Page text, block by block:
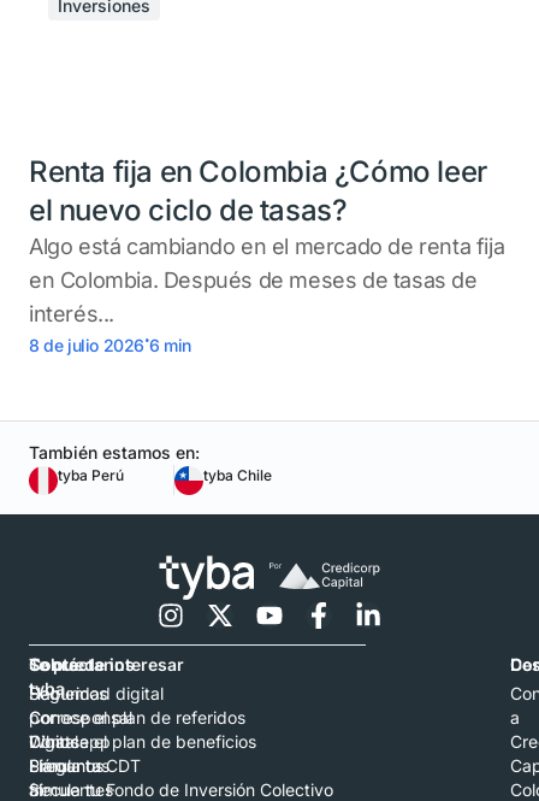
Inversiones
Renta fija en Colombia ¿Cómo leer
el nuevo ciclo de tasas?
Algo está cambiando en el mercado de renta fija
en Colombia. Después de meses de tasas de
interés...
8 de julio 2026.6 min
También estamos en:
tyba Perú tyba Chile
Contáctanos
Hablemos
por
Whatsapp
Llámanos
al
Sobre
tyba
Corresponsal
Digital
Preguntas
frecuentes
Te puede interesar
Seguridad digital
Conoce el plan de referidos
Conoce el plan de beneficios
Simula tu CDT
Simula tu Fondo de Inversión Colectivo
a